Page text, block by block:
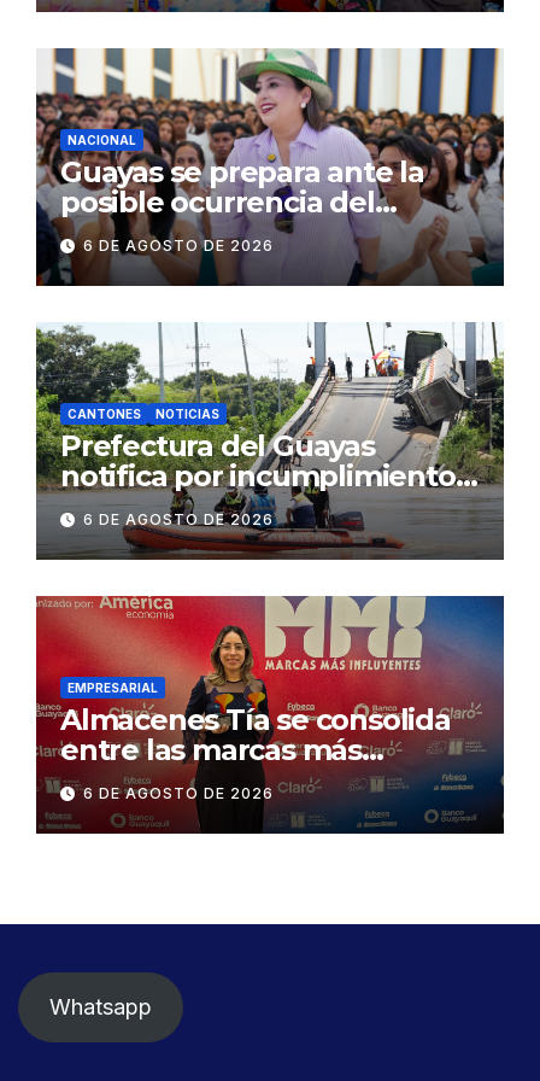
operativos en zonas
comerciales y de
concurrencia
NACIONAL
Guayas se prepara ante la
posible ocurrencia del
fenómeno de El Niño:
Gobierno Nacional capacita a
2.500 jóvenes
6 DE AGOSTO DE 2026
CANTONES NOTICIAS
Prefectura del Guayas
notifica por incumplimiento
contractual a la
Concesionaria CONORTE y
exige celeridad en
desmontaje del puente
Gonzalo Icaza Cornejo, en
Daule
6 DE AGOSTO DE 2026
EMPRESARIAL
Almacenes Tía se consolida
entre las marcas más
influyentes del Ecuador
6 DE AGOSTO DE 2026
Whatsapp